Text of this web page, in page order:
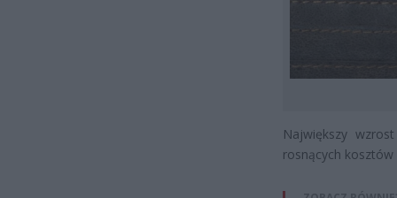
Największy
rosnących kosztów